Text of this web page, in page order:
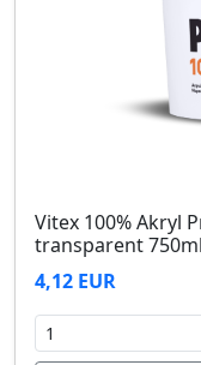
Vitex 100% Akryl
transparent 750ml
4,12 EUR